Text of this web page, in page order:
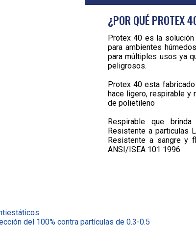
¿POR QUÉ PROTEX
Protex 40 es la
para ambientes
para múltiples usos ya
peligrosos.
Protex 40 esta
hace ligero, respirable y
de polietileno
Respirable que
Resistente a particulas
Resistente a sangre y
ANSI/ISEA 101 1996
del 100% contra partículas de 0.3-0.5